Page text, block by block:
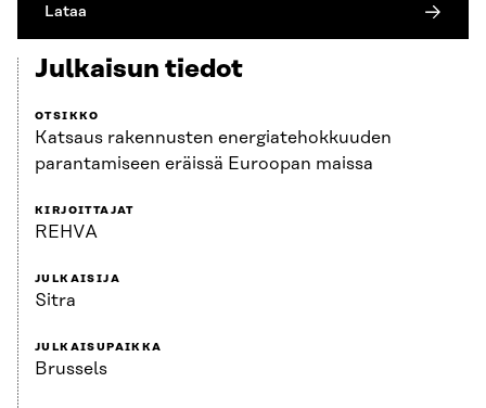
Lataa
Julkaisun tiedot
OTSIKKO
Katsaus rakennusten energiatehokkuuden
parantamiseen eräissä Euroopan maissa
KIRJOITTAJAT
REHVA
JULKAISIJA
Sitra
JULKAISUPAIKKA
Brussels